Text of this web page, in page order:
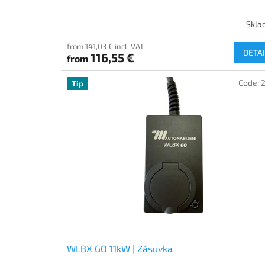
from 141,03 € incl. VAT
from 116,55 €
Tip
WLBX GO 11kW | Zásuvka
Code: